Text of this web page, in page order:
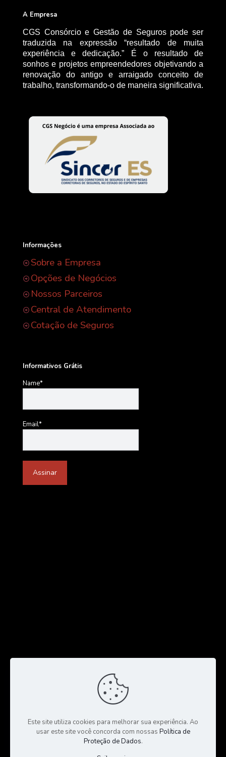
A Empresa
CGS Consórcio e Gestão de Seguros pode ser
traduzida na expressão “resultado de muita
experiência e dedicação.” É o resultado de
sonhos e projetos empreendedores objetivando a
renovação do antigo e arraigado conceito de
trabalho, transformando-o de maneira significativa.
Informações
Sobre a Empresa
Opções de Negócios
Nossos Parceiros
Central de Atendimento
Cotação de Seguros
Informativos Grátis
Name*
Email*
Este site utiliza cookies para melhorar sua experiência. Ao
usar este site você concorda com nossas Política de
Proteção de Dados.